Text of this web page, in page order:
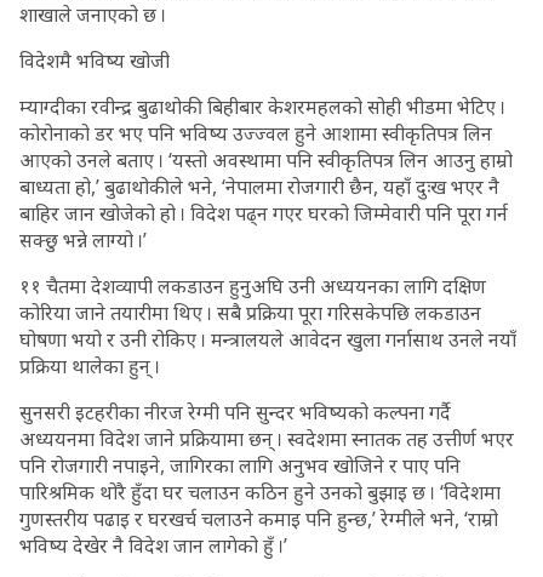
शाखाले जनाएको छ ।
विदेशमै भविष्य खोजी
म्याग्दीका रवीन्द्र बुढाथोकी बिहीबार केशरमहलको सोही भीडमा भेटिए ।
कोरोनाको डर भए पनि भविष्य उज्ज्वल हुने आशामा स्वीकृतिपत्र लिन
आएको उनले बताए । ‘यस्तो अवस्थामा पनि स्वीकृतिपत्र लिन आउनु हाम्रो
बाध्यता हो,’ बुढाथोकीले भने, ‘नेपालमा रोजगारी छैन, यहाँ दुःख भएर नै
बाहिर जान खोजेको हो । विदेश पढ्न गएर घरको जिम्मेवारी पनि पूरा गर्न
सक्छु भन्ने लाग्यो ।’
११ चैतमा देशव्यापी लकडाउन हुनुअघि उनी अध्ययनका लागि दक्षिण
कोरिया जाने तयारीमा थिए । सबै प्रक्रिया पूरा गरिसकेपछि लकडाउन
घोषणा भयो र उनी रोकिए । मन्त्रालयले आवेदन खुला गर्नासाथ उनले नयाँ
प्रक्रिया थालेका हुन् ।
सुनसरी इटहरीका नीरज रेग्मी पनि सुन्दर भविष्यको कल्पना गर्दै
अध्ययनमा विदेश जाने प्रक्रियामा छन् । स्वदेशमा स्नातक तह उत्तीर्ण भएर
पनि रोजगारी नपाइने, जागिरका लागि अनुभव खोजिने र पाए पनि
पारिश्रमिक थोरै हुँदा घर चलाउन कठिन हुने उनको बुझाइ छ । ‘विदेशमा
गुणस्तरीय पढाइ र घरखर्च चलाउने कमाइ पनि हुन्छ,’ रेग्मीले भने, ‘राम्रो
भविष्य देखेर नै विदेश जान लागेको हुँ ।’